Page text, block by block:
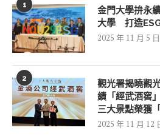
1
金門大學拚永
大學 打造
2025 年 11 月 5 日
2
觀光署揭曉觀
績「經武酒窖
三大景點榮獲
2025 年 11 月 12